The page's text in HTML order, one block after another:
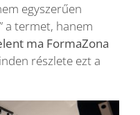
egyszerűen
a termet, hanem
ma FormaZona
részlete ezt a